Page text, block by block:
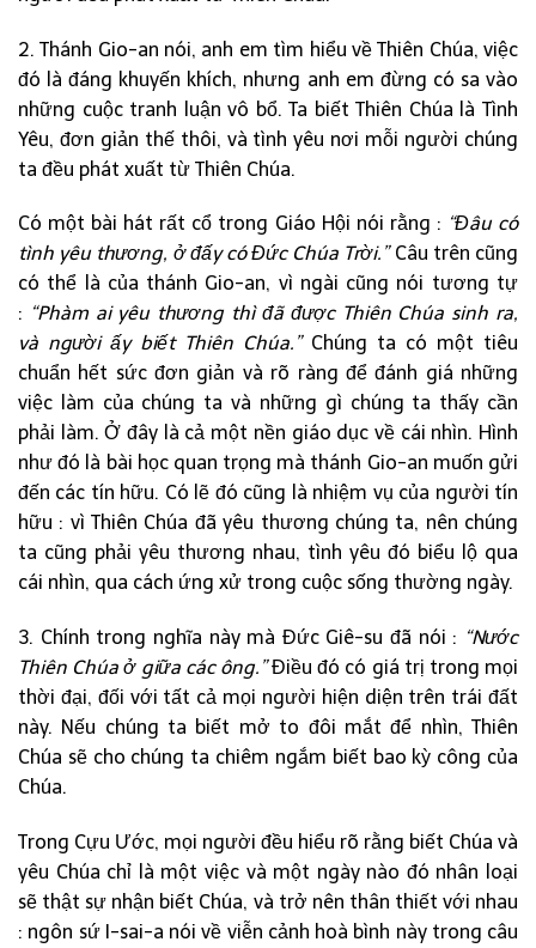
2. Thánh Gio-an nói, anh em tìm hiểu về Thiên Chúa, việc
đó là đáng khuyến khích, nhưng anh em đừng có sa vào
những cuộc tranh luận vô bổ. Ta biết Thiên Chúa là Tình
Yêu, đơn giản thế thôi, và tình yêu nơi mỗi người chúng
ta đều phát xuất từ Thiên Chúa.
Có một bài hát rất cổ trong Giáo Hội nói rằng : “Đâu có
tình yêu thương, ở đấy có Đức Chúa Trời.”Câu trên cũng
có thể là của thánh Gio-an, vì ngài cũng nói tương tự
: “Phàm ai yêu thương thì đã được Thiên Chúa sinh ra,
và người ấy biết Thiên Chúa.”Chúng ta có một tiêu
chuẩn hết sức đơn giản và rõ ràng để đánh giá những
việc làm của chúng ta và những gì chúng ta thấy cần
phải làm. Ở đây là cả một nền giáo dục về cái nhìn. Hình
như đó là bài học quan trọng mà thánh Gio-an muốn gửi
đến các tín hữu. Có lẽ đó cũng là nhiệm vụ của người tín
hữu : vì Thiên Chúa đã yêu thương chúng ta, nên chúng
ta cũng phải yêu thương nhau, tình yêu đó biểu lộ qua
cái nhìn, qua cách ứng xử trong cuộc sống thường ngày.
3. Chính trong nghĩa này mà Đức Giê-su đã nói : “Nước
Thiên Chúa ở giữa các ông.”Điều đó có giá trị trong mọi
thời đại, đối với tất cả mọi người hiện diện trên trái đất
này. Nếu chúng ta biết mở to đôi mắt để nhìn, Thiên
Chúa sẽ cho chúng ta chiêm ngắm biết bao kỳ công của
Chúa.
Trong Cựu Ước, mọi người đều hiểu rõ rằng biết Chúa và
yêu Chúa chỉ là một việc và một ngày nào đó nhân loại
sẽ thật sự nhận biết Chúa, và trở nên thân thiết với nhau
: ngôn sứ I-sai-a nói về viễn cảnh hoà bình này trong câu